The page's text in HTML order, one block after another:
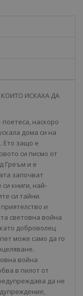
КОИТО ИСКАХА ДА
наскоро
дома си на
Ето защо е
си писмо от
Греъм и е
започват
книги, най-
си тайни.
и
световна война
доброволец
може само да го
война
в пилот от
да не